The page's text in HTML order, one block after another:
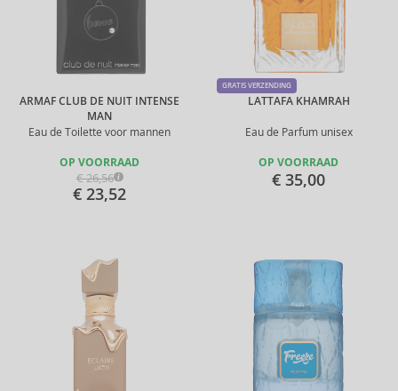
ARMAF CLUB DE NUIT INTENSE
MAN
Eau de Toilette voor mannen
OP VOORRAAD
€ 26,56
€ 23,52
LATTAFA KHAMRAH
Eau de Parfum unisex
GRATIS VERZENDING
OP VOORRAAD
€ 35,00